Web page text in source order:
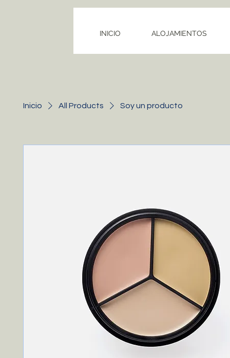
INICIO ALOJAMIENTOS
Inicio All Products Soy un producto